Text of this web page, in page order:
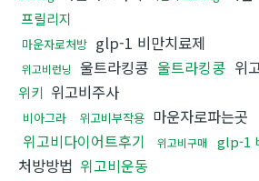
프릴리지
마운자로처방 glp-1 비만치료제
위고비런닝 울트라킹콩 울트라킹콩 위
위키 위고비주사
비아그라 위고비부작용 마운자로파는곳
위고비다이어트후기
위고비구매 glp-1
처방방법 위고비운동